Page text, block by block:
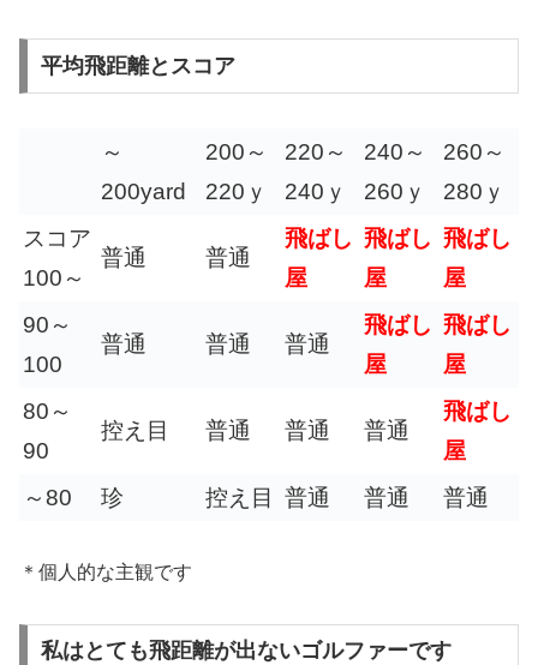
平均飛距離とスコア
～
200yard
200～
220ｙ
220～
240ｙ
240～
260ｙ
260～
280ｙ
スコア
100～
普通 普通
飛ばし
屋
飛ばし
屋
飛ばし
屋
90～
100
普通 普通 普通
飛ばし
屋
飛ばし
屋
80～
90
控え目 普通 普通 普通
飛ばし
屋
～80
珍 控え目 普通 普通 普通
＊個人的な主観です
私はとても飛距離が出ないゴルファーです